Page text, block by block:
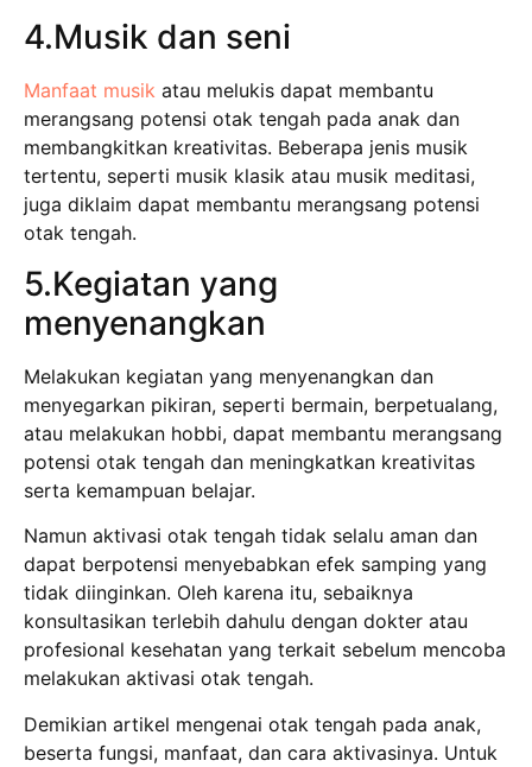
4.Musik dan seni
Manfaat musik atau melukis dapat membantu
merangsang potensi otak tengah pada anak dan
membangkitkan kreativitas. Beberapa jenis musik
tertentu, seperti musik klasik atau musik meditasi,
juga diklaim dapat membantu merangsang potensi
otak tengah.
5.Kegiatan yang
menyenangkan
Melakukan kegiatan yang menyenangkan dan
menyegarkan pikiran, seperti bermain, berpetualang,
atau melakukan hobbi, dapat membantu merangsang
potensi otak tengah dan meningkatkan kreativitas
serta kemampuan belajar.
Namun aktivasi otak tengah tidak selalu aman dan
dapat berpotensi menyebabkan efek samping yang
tidak diinginkan. Oleh karena itu, sebaiknya
konsultasikan terlebih dahulu dengan dokter atau
profesional kesehatan yang terkait sebelum mencoba
melakukan aktivasi otak tengah.
Demikian artikel mengenai otak tengah pada anak,
beserta fungsi, manfaat, dan cara aktivasinya. Untuk